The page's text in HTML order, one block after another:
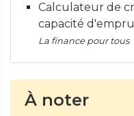
Calculateur de
capacité
La finance pour tous
À noter